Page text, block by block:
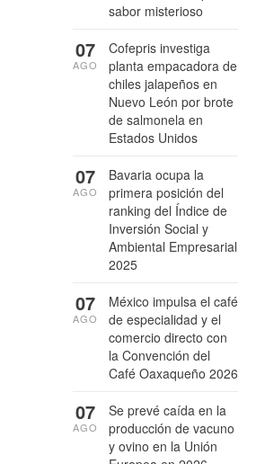
sabor misterioso
Cofepris investiga
planta empacadora de
chiles jalapeños en
Nuevo León por brote
de salmonela en
Estados Unidos
07
AGO
Bavaria ocupa la
primera posición del
ranking del Índice de
Inversión Social y
Ambiental Empresarial
2025
07
AGO
México impulsa el café
de especialidad y el
comercio directo con
la Convención del
Café Oaxaqueño 2026
07
AGO
Se prevé caída en la
producción de vacuno
y ovino en la Unión
07
AGO